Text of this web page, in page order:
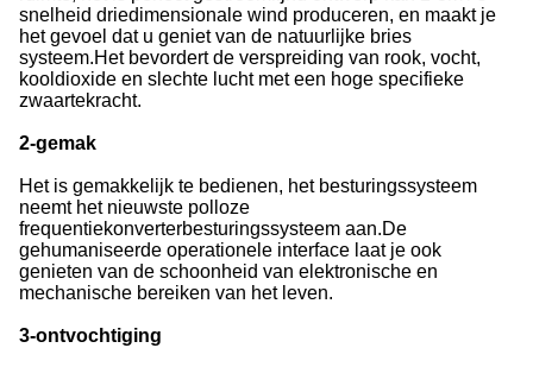
snelheid driedimensionale wind produceren, en maakt je
het gevoel dat u geniet van de natuurlijke bries
systeem.Het bevordert de verspreiding van rook, vocht,
kooldioxide en slechte lucht met een hoge specifieke
zwaartekracht.
2-gemak
Het is gemakkelijk te bedienen, het besturingssysteem
neemt het nieuwste polloze
frequentiekonverterbesturingssysteem aan.De
gehumaniseerde operationele interface laat je ook
genieten van de schoonheid van elektronische en
mechanische bereiken van het leven.
3-ontvochtiging